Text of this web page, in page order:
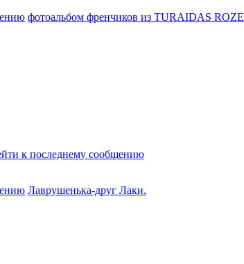
фотоальбом френчиков из TURAIDAS ROZE
к последнему сообщению
Лаврушенька-друг Лаки.